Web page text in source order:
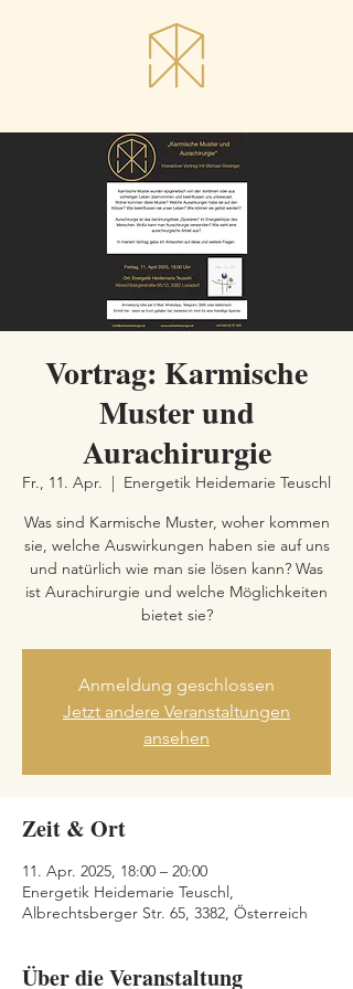
Vortrag: Karmische
Muster und
Aurachirurgie
Fr., 11. Apr.
  |
Energetik Heidemarie Teuschl
Was sind Karmische Muster, woher kommen
sie, welche Auswirkungen haben sie auf uns
und natürlich wie man sie lösen kann? Was
ist Aurachirurgie und welche Möglichkeiten
bietet sie?
Anmeldung geschlossen
Jetzt andere Veranstaltungen
ansehen
Zeit & Ort
11. Apr. 2025, 18:00 – 20:00
Energetik Heidemarie Teuschl,
Albrechtsberger Str. 65, 3382, Österreich
Über die Veranstaltung